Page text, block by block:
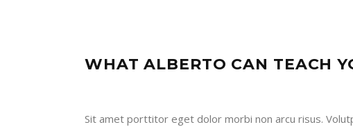
WHAT ALBERTO CAN TEACH
Sit amet porttitor eget dolor morbi non arcu risus.